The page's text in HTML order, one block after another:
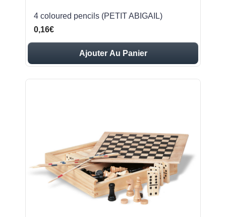
4 coloured pencils (PETIT ABIGAIL)
0,16€
Ajouter Au Panier